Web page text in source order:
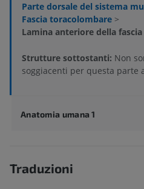
Parte dorsale del sistema
Fascia toracolombare >
Lamina anteriore della
Strutture sottostanti: Non
soggiacenti per questa parte
Anatomia umana 1
Traduzioni